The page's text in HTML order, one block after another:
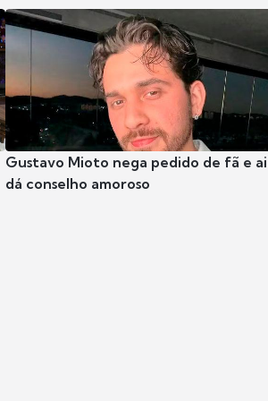
Gustavo Mioto nega pedido de fã e
dá conselho amoroso